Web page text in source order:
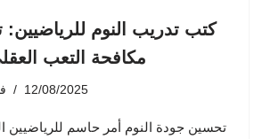
كتب تدريب النوم للرياضيين:
مكافحة التعب
12/08/2025
تحسين جودة النوم أمر حاسم للرياضيين